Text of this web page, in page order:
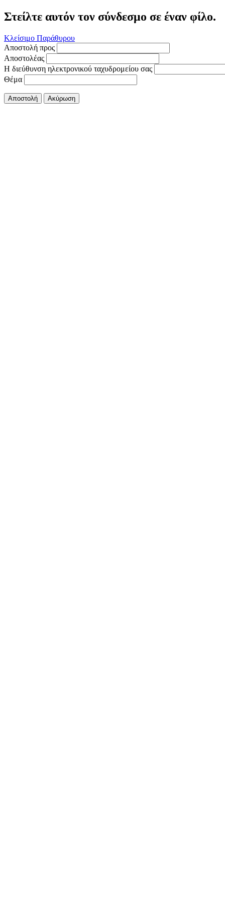
Στείλτε αυτόν τον σύνδεσμο σε έναν φίλο.
Κλείσιμο Παράθυρου
Αποστολή προς
Αποστολέας
Η διεύθυνση ηλεκτρονικού ταχυδρομείου σας
Θέμα
Αποστολή Ακύρωση